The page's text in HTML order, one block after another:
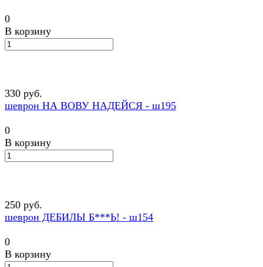
0
В корзину
330 руб.
шеврон НА ВОВУ НАДЕЙСЯ - ш195
0
В корзину
250 руб.
шеврон ДЕБИЛЫ Б***Ь! - ш154
0
В корзину